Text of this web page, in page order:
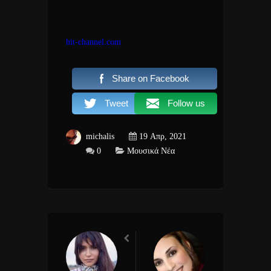
hit-channel.com
Share on Facebook
Tweet Follow us
michalis
19 Απρ, 2021
0
Μουσικά Νέα